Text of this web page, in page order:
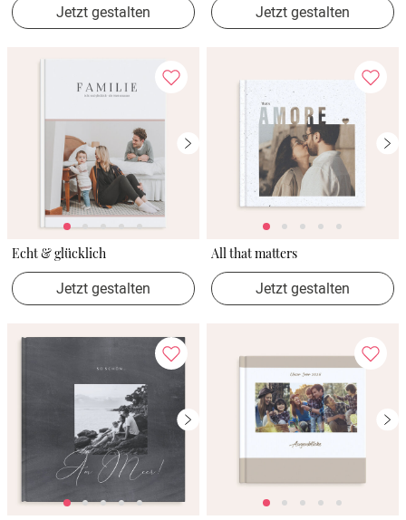
Jetzt gestalten Jetzt gestalten
Echt & glücklich
Jetzt gestalten
All that matters
Jetzt gestalten